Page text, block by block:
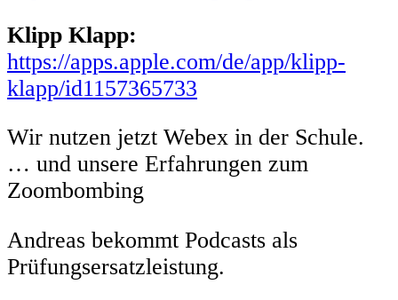
Klipp Klapp:
https://apps.apple.com/de/app/klipp-
klapp/id1157365733
Wir nutzen jetzt Webex in der Schule.
… und unsere Erfahrungen zum
Zoombombing
Andreas bekommt Podcasts als
Prüfungsersatzleistung.